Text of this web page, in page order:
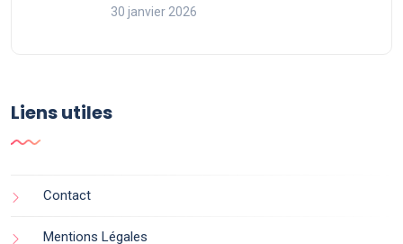
30 janvier 2026
Liens utiles
Contact
Mentions Légales